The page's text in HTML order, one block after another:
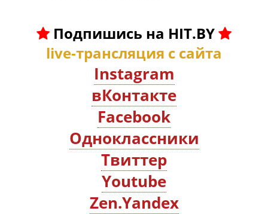
Подпишись на HIT.BY
live-трансляция с сайта
Instagram
вКонтакте
Facebook
Oдноклассники
Твиттер
Youtube
Zen.Yandex